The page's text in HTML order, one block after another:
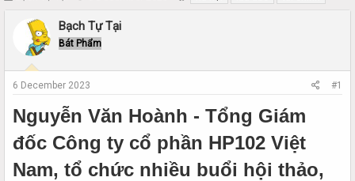
s
a
r
t
e
r
a
r
t
a
e
Bạch Tự Tại
Bát Phẩm
6 December 2023 #1
Nguyễn Văn Hoành - Tổng Giám
đốc Công ty cổ phần HP102 Việt
Nam, tổ chức nhiều buổi hội thảo,